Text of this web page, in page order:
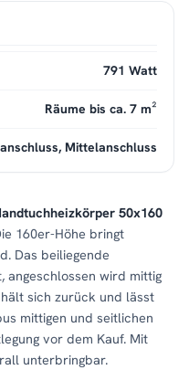
50x160
160er-Höhe bringt
Das beiliegende
wird mittig
sich zurück und lässt
mittigen und seitlichen
vor dem Kauf. Mit
unterbringbar.
791 Watt
Räume bis ca. 7 m²
Mittelanschluss